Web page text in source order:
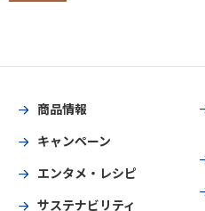
商品情報
キャンペーン
エンタメ・レシピ
サステナビリティ